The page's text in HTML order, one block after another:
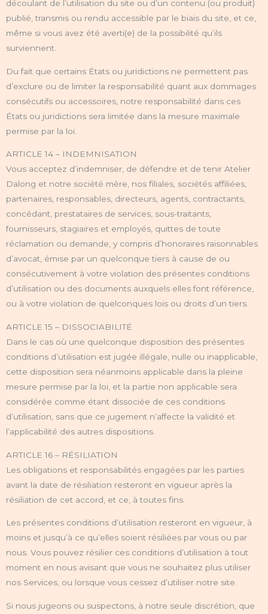
découlant de l’utilisation du site ou d’un contenu (ou produit)
publié, transmis ou rendu accessible par le biais du site, et ce,
même si vous avez été averti(e) de la possibilité qu’ils
surviennent.
Du fait que certains États ou juridictions ne permettent pas
d’exclure ou de limiter la responsabilité quant aux dommages
consécutifs ou accessoires, notre responsabilité dans ces
États ou juridictions sera limitée dans la mesure maximale
permise par la loi.
ARTICLE 14 – INDEMNISATION
Vous acceptez d’indemniser, de défendre et de tenir Atelier
Dalong et notre société mère, nos filiales, sociétés affiliées,
partenaires, responsables, directeurs, agents, contractants,
concédant, prestataires de services, sous-traitants,
fournisseurs, stagiaires et employés, quittes de toute
réclamation ou demande, y compris d’honoraires raisonnables
d’avocat, émise par un quelconque tiers à cause de ou
consécutivement à votre violation des présentes conditions
d’utilisation ou des documents auxquels elles font référence,
ou à votre violation de quelconques lois ou droits d’un tiers.
ARTICLE 15 – DISSOCIABILITÉ
Dans le cas où une quelconque disposition des présentes
conditions d’utilisation est jugée illégale, nulle ou inapplicable,
cette disposition sera néanmoins applicable dans la pleine
mesure permise par la loi, et la partie non applicable sera
considérée comme étant dissociée de ces conditions
d’utilisation, sans que ce jugement n’affecte la validité et
l’applicabilité des autres dispositions.
ARTICLE 16 – RÉSILIATION
Les obligations et responsabilités engagées par les parties
avant la date de résiliation resteront en vigueur après la
résiliation de cet accord, et ce, à toutes fins.
Les présentes conditions d’utilisation resteront en vigueur, à
moins et jusqu’à ce qu’elles soient résiliées par vous ou par
nous. Vous pouvez résilier ces conditions d’utilisation à tout
moment en nous avisant que vous ne souhaitez plus utiliser
nos Services, ou lorsque vous cessez d’utiliser notre site.
Si nous jugeons ou suspectons, à notre seule discrétion, que